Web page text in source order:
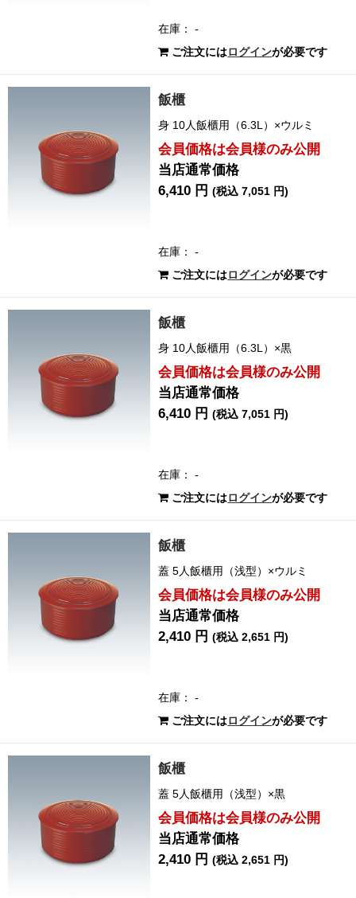
在庫： -
ご注文にはログインが必要です
飯櫃
身 10人飯櫃用（6.3L）×ウルミ
会員価格は会員様のみ公開
当店通常価格
6,410 円(税込 7,051 円)
在庫： -
ご注文にはログインが必要です
飯櫃
身 10人飯櫃用（6.3L）×黒
会員価格は会員様のみ公開
当店通常価格
6,410 円(税込 7,051 円)
在庫： -
ご注文にはログインが必要です
飯櫃
蓋 5人飯櫃用（浅型）×ウルミ
会員価格は会員様のみ公開
当店通常価格
2,410 円(税込 2,651 円)
在庫： -
ご注文にはログインが必要です
飯櫃
蓋 5人飯櫃用（浅型）×黒
会員価格は会員様のみ公開
当店通常価格
2,410 円(税込 2,651 円)